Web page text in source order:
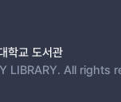
학교 도서관
LIBRARY. All rights